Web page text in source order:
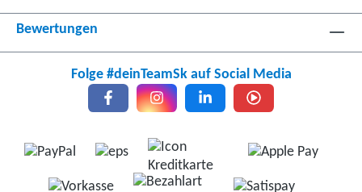
Bewertungen
Folge #deinTeamSk auf Social Media